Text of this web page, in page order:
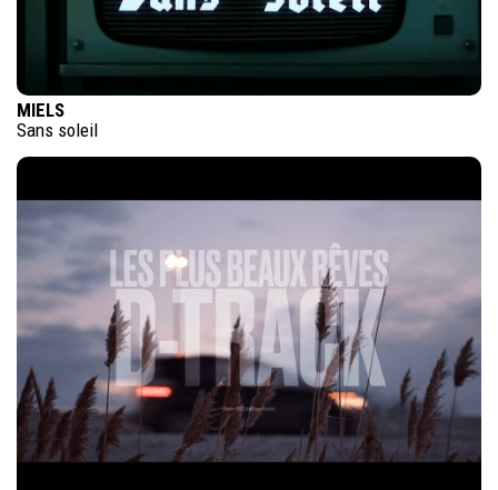
MIELS
Sans soleil